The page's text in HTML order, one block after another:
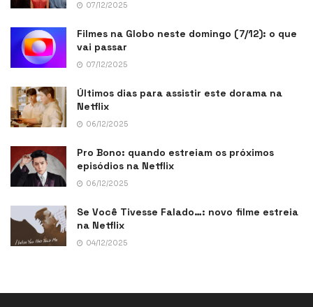
07/12/2025
Filmes na Globo neste domingo (7/12): o que
vai passar
07/12/2025
Últimos dias para assistir este dorama na
Netflix
06/12/2025
Pro Bono: quando estreiam os próximos
episódios na Netflix
06/12/2025
Se Você Tivesse Falado…: novo filme estreia
na Netflix
04/12/2025